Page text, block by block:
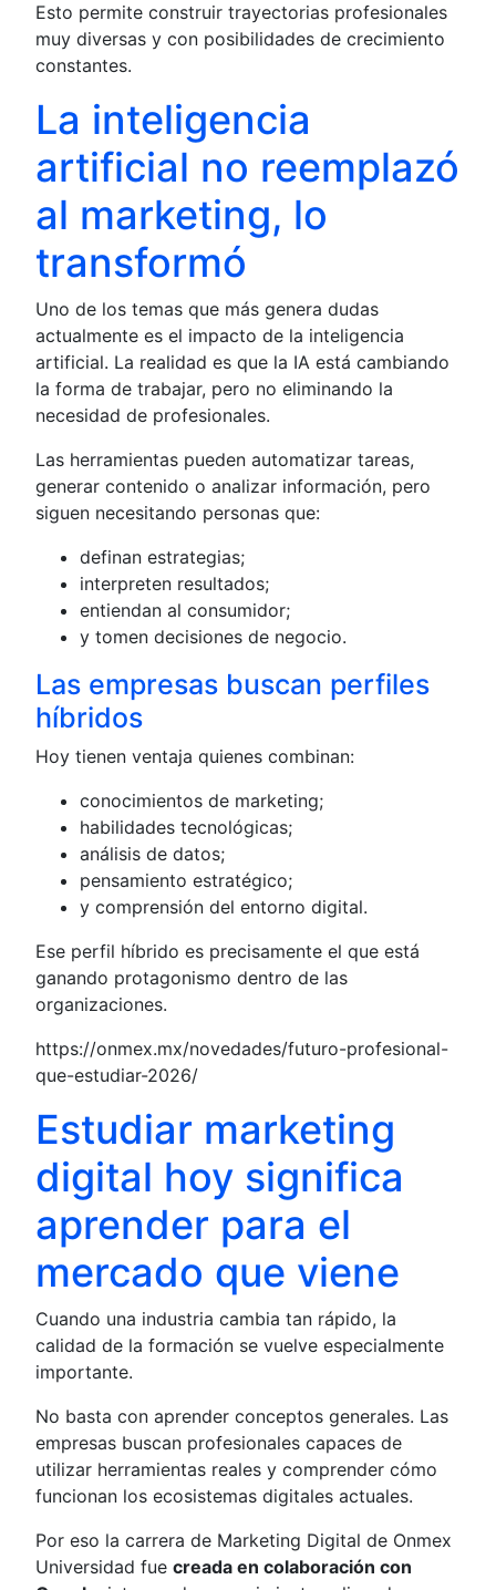
Esto permite construir trayectorias profesionales
muy diversas y con posibilidades de crecimiento
constantes.
La inteligencia
artificial no reemplazó
al marketing, lo
transformó
Uno de los temas que más genera dudas
actualmente es el impacto de la inteligencia
artificial. La realidad es que la IA está cambiando
la forma de trabajar, pero no eliminando la
necesidad de profesionales.
Las herramientas pueden automatizar tareas,
generar contenido o analizar información, pero
siguen necesitando personas que:
definan estrategias;
interpreten resultados;
entiendan al consumidor;
y tomen decisiones de negocio.
Las empresas buscan perfiles
híbridos
Hoy tienen ventaja quienes combinan:
conocimientos de marketing;
habilidades tecnológicas;
análisis de datos;
pensamiento estratégico;
y comprensión del entorno digital.
Ese perfil híbrido es precisamente el que está
ganando protagonismo dentro de las
organizaciones.
https://onmex.mx/novedades/futuro-profesional-
que-estudiar-2026/
Estudiar marketing
digital hoy significa
aprender para el
mercado que viene
Cuando una industria cambia tan rápido, la
calidad de la formación se vuelve especialmente
importante.
No basta con aprender conceptos generales. Las
empresas buscan profesionales capaces de
utilizar herramientas reales y comprender cómo
funcionan los ecosistemas digitales actuales.
Por eso la carrera de Marketing Digital de Onmex
Universidad fuecreada en colaboración con